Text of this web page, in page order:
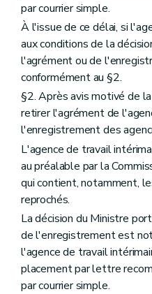
par courrier simple.
À l'issue de ce délai, si
aux conditions de la
l'agrément ou de
conformément au §2.
§2. Après avis motivé de
retirer l'agrément de
l'enregistrement des
L'agence de travail
au préalable par la
qui contient, notamment,
reprochés.
La décision du Ministre
de l'enregistrement est
l'agence de travail
placement par lettre
par courrier simple.